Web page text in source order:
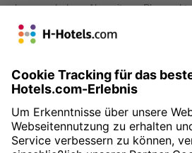
hervorgehoben. Als weiterer Pluspunkt
die „Verbindung mit der Bahn“ sei gut
erreichbar. Insgesamt zeichne sich das
„sehr gerne wieder kommen“ und das „
weiterempfehlen“.
» Zur